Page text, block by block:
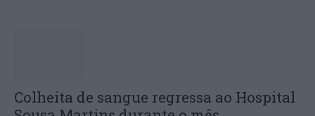
Colheita de sangue regressa ao Hospital